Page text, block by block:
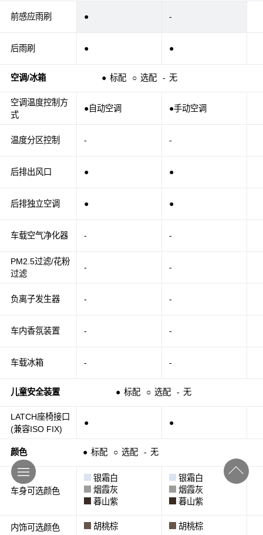
前感应雨刷
后雨刷
空调/冰箱 ● 标配 ○ 选配 - 无
空调温度控制方
式
温度分区控制
后排出风口
后排独立空调
车载空气净化器
PM2.5过滤/花粉
过滤
负离子发生器
车内香氛装置
车载冰箱
儿童安全装置 ● 标配 ○ 选配 - 无
LATCH座椅接口
(兼容ISO FIX)
颜色 ● 标配 ○ 选配 - 无
车身可选颜色
内饰可选颜色
● -
● ●
●自动空调 ●手动空调
- -
● ●
● ●
- -
- -
- -
- -
- -
● ●
银霜白
烟霞灰
暮山紫
银霜白
烟霞灰
暮山紫
胡桃棕 胡桃棕